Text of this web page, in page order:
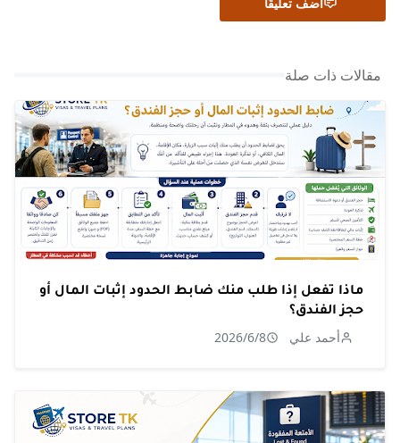
مقالات ذات صلة
ماذا تفعل إذا طلب منك ضابط الحدود إثبات المال أو
حجز الفندق؟
أحمد علي 2026/6/8